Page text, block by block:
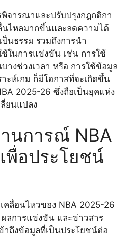
จารณาและปรับปรุงกฎกติกา
นไหลมากขึ้นและลดความได้
ป็นธรรม รวมถึงการนำ
ช้ในการแข่งขัน เช่น การใช้
างช่วงเวลา หรือ การใช้ข้อมูล
ะห์เกม ก็มีโอกาสที่จะเกิดขึ้น
2025-26 ซึ่งถือเป็นยุคแห่ง
ยนแปลง
นการณ์ NBA
พื่อประโยชน์
คลื่อนไหวของ NBA 2025-26
ลการแข่งขัน และข่าวสาร
ถึงข้อมูลที่เป็นประโยชน์ต่อ